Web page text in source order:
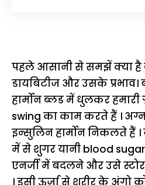
पहले आसानी से समझें क्या है
डायबिटीज और उसके प्रभाव।
हार्मोन ब्लड में धुलकर
swing का काम करते हैं ।
इन्सुलिन हार्मोन निकलते हैं
में से शुगर यानी blood
एनर्जी में बदलने और उसे
। इसी ऊर्जा से शरीर के अंगो